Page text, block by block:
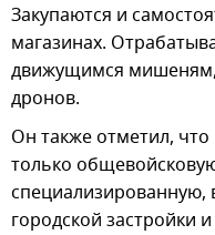
Закупаются и
магазинах.
движущимся
дронов.
Он также отметил,
только
специализированную,
городской застройки